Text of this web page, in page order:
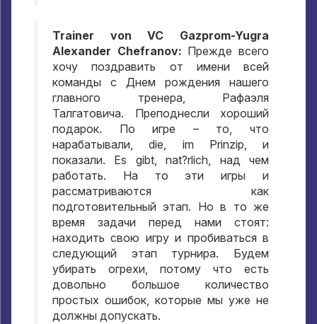
Trainer von VC Gazprom-Yugra
Alexander Chefranov: Прежде всего
хочу поздравить от имени всей
команды с Днем рождения нашего
главного тренера, Рафаэля
Талгатовича. Преподнесли хороший
подарок. По игре – то,что
нарабатывали, die, im Prinzip, и
показали. Es gibt, nat?rlich, над чем
работать. На то эти игры и
рассматриваются как
подготовительный этап. Но в то же
время задачи перед нами стоят:
находить свою игру и пробиваться в
следующий этап турнира. Будем
убирать огрехи, потому что есть
довольно большое количество
простых ошибок, которые мы уже не
должны допускать.